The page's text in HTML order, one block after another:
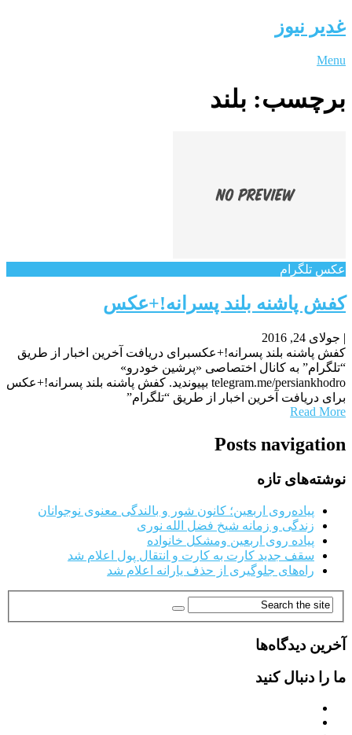
غدیر نیوز
Menu
برچسب: بلند
عکس تلگرام
کفش پاشنه بلند پسرانه!+عکس
| جولای 24, 2016
کفش پاشنه بلند پسرانه!+عکسبرای دریافت آخرین اخبار از طریق
“تلگرام” به کانال اختصاصی «پرشین خودرو»
telegram.me/persiankhodro بپیوندید. کفش پاشنه بلند پسرانه!+عکس
برای دریافت آخرین اخبار از طریق “تلگرام”
Read More
Posts navigation
نوشته‌های تازه
پیاده‌روی اربعین؛ کانون شور و بالندگی معنوی نوجوانان
زندگی و زمانه شیخ فضل الله نوری
پیاده روی اربعین ومشکل خانواده
سقف جدید کارت به کارت و انتقال پول اعلام شد
راه‌های جلوگیری از حذف یارانه اعلام شد
آخرین دیدگاه‌ها
ما را دنبال کنید